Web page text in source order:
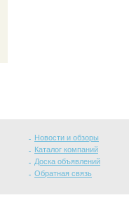
Новости и обзоры
Каталог компаний
Доска объявлений
Обратная связь